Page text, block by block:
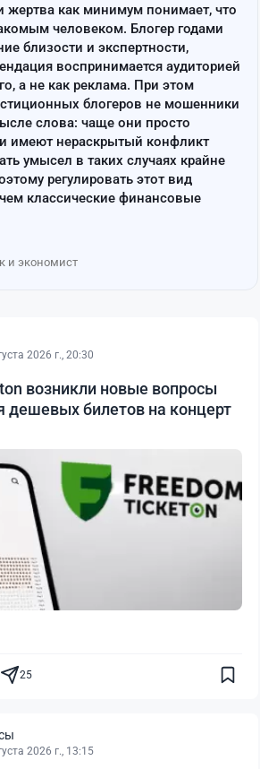
жертва как минимум понимает, что
человеком. Блогер годами
близости и экспертности,
воспринимается аудиторией
а не как реклама. При этом
блогеров не мошенники
слова: чаще они просто
имеют нераскрытый конфликт
умысел в таких случаях крайне
регулировать этот вид
классические финансовые
и экономист
2026 г., 20:30
возникли новые вопросы
дешевых билетов на концерт
25
2026 г., 13:15